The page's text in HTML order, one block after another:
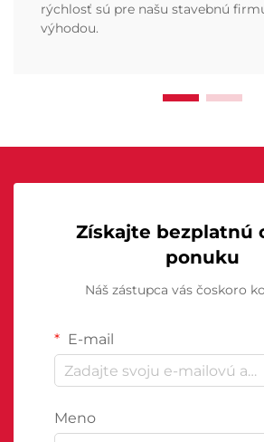
rýchlosť sú pre našu stavebnú
výhodou.
Získajte bezplatnú
ponuku
Náš zástupca vás čoskoro
E-mail
Meno